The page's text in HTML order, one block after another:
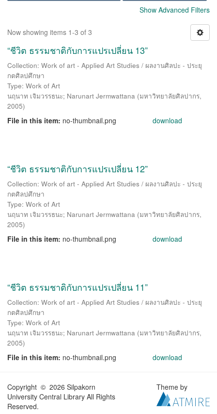
Show Advanced Filters
Now showing items 1-3 of 3
“ชีวิต ธรรมชาติกับการแปรเปลี่ยน 13”
Collection: Work of art - Applied Art Studies / ผลงานศิลปะ - ประยุ
กตศิลปศึกษา
Type: Work of Art
นฤนาท เจิมวรรธนะ; Narunart Jermwattana (มหาวิทยาลัยศิลปากร,
2005)
File in this item: no-thumbnail.png download
“ชีวิต ธรรมชาติกับการแปรเปลี่ยน 12”
Collection: Work of art - Applied Art Studies / ผลงานศิลปะ - ประยุ
กตศิลปศึกษา
Type: Work of Art
นฤนาท เจิมวรรธนะ; Narunart Jermwattana (มหาวิทยาลัยศิลปากร,
2005)
File in this item: no-thumbnail.png download
“ชีวิต ธรรมชาติกับการแปรเปลี่ยน 11”
Collection: Work of art - Applied Art Studies / ผลงานศิลปะ - ประยุ
กตศิลปศึกษา
Type: Work of Art
นฤนาท เจิมวรรธนะ; Narunart Jermwattana (มหาวิทยาลัยศิลปากร,
2005)
File in this item: no-thumbnail.png download
Copyright © 2026 Silpakorn
University Central Library All Rights
Reserved.
Theme by